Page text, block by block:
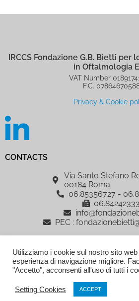
IRCCS Fondazione G.B. Bietti per
in Oftalmologia
VAT Number
F.C.
Privacy & Cookie
CONTACTS
Via Santo Stefano
00184 Roma
06.85356727 -
06.84242333
PEC :
IRCCS Fondazione G.B. Bietti per lo Studio
ETS, è sostenuta dalla
AREA RISERVATA
Utilizziamo i cookie sul nostro sito
esperienza di navigazione migliore.
"Accetto", acconsenti all'uso di tutti i
Setting Cookies ACCEPT